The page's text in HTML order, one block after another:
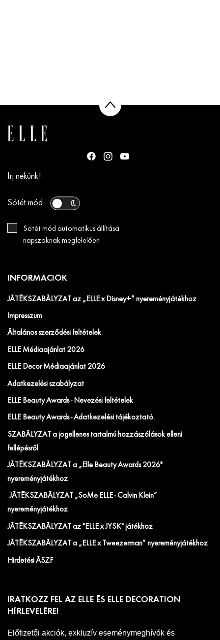
Írj nekünk!
Sötét mód
Sötét mód automatikus állítása
napszaknak megfelelően
INFORMÁCIÓK
JÁTÉKSZABÁLYZAT az „ELLE x Disney+” nyereményjátékhoz
Impresszum
Általános szerződési feltételek
ELLE Médiaajánlat 2026
ELLE Decor Médiaajánlat 2026
Adatkezelési szabályzat
ELLE Beauty Awards - Nevezési feltételek
ELLE Beauty Awards - Adatkezelési tájékoztató.
SZABÁLYZAT a jogellenes tartalmú hozzászólások elleni
fellépésről
JÁTÉKSZABÁLYZAT a „Elle Beauty Awards 2026"
nyereményjátékhoz
JÁTÉKSZABÁLYZAT „SoMe ELLE - Calvin Klein”
nyereményjátékhoz
JÁTÉKSZABÁLYZAT az "ELLE x JYSK" játékhoz
JÁTÉKSZABÁLYZAT a „ELLE x Tweezerman” nyereményjátékhoz
Hirdetési ÁSZF
IRATKOZZ FEL AZ ELLE ÉS ELLE DECORATION
HÍRLEVELÉRE!
Előfizetői akciók, exkluzív eseménymeghívók és